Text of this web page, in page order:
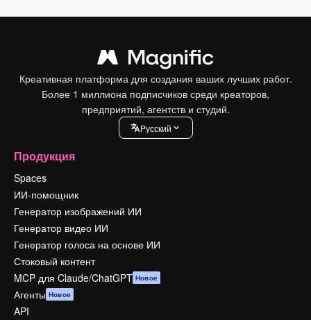
Креативная платформа для создания ваших лучших работ.
Более 1 миллиона подписчиков среди креаторов,
предприятий, агентств и студий.
Pусский
Продукция
Spaces
ИИ-помощник
Генератор изображений ИИ
Генератор видео ИИ
Генератор голоса на основе ИИ
Стоковый контент
MCP для Claude/ChatGPT Новое
Агенты Новое
API